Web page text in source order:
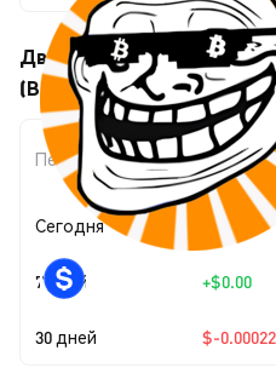
Движения цены Bitcoin
(BNSX)
Период
суммы
Сегодня $0.00
7 дней +$0.00
30 дней $-